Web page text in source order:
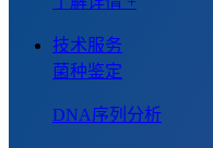
技术服务
菌种鉴定
DNA序列分析